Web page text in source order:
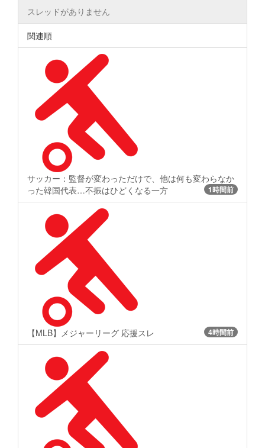
スレッドがありません
関連順
サッカー：監督が変わっただけで、他は何も変わらなか
った韓国代表…不振はひどくなる一方
1時間前
【MLB】メジャーリーグ 応援スレ 4時間前